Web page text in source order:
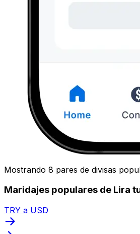
Mostrando 8 pares de divisas
Maridajes populares de Lira
TRY a USD